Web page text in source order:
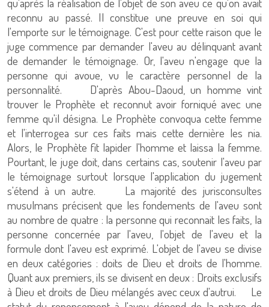
reconnu au passé. Il constitue une preuve en soi qui
l'emporte sur le témoignage. C'est pour cette raison que le
juge commence par demander l'aveu au délinquant avant
de demander le témoignage. Or, l'aveu n'engage que la
personne qui avoue, vu le caractère personnel de la
personnalité. D'après Abou-Daoud, un homme vint
trouver le Prophète et reconnut avoir forniqué avec une
femme qu'il désigna. Le Prophète convoqua cette femme
et l'interrogea sur ces faits mais cette dernière les nia.
Alors, le Prophète fit lapider l'homme et laissa la femme.
Pourtant, le juge doit, dans certains cas, soutenir l'aveu par
le témoignage surtout lorsque l'application du jugement
s'étend à un autre. La majorité des jurisconsultes
musulmans précisent que les fondements de l'aveu sont
au nombre de quatre : la personne qui reconnait les faits, la
personne concernée par l'aveu, l'objet de l'aveu et la
formule dont l'aveu est exprimé. L'objet de l'aveu se divise
en deux catégories : doits de Dieu et droits de l'homme.
Quant aux premiers, ils se divisent en deux : Droits exclusifs
à Dieu et droits de Dieu mélangés avec ceux d'autrui. Le